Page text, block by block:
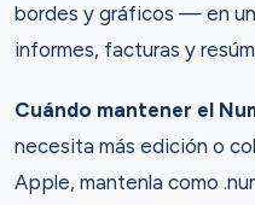
bordes y gráficos — en
informes, facturas y
Cuándo mantener el
necesita más edición o
Apple, mantenla como